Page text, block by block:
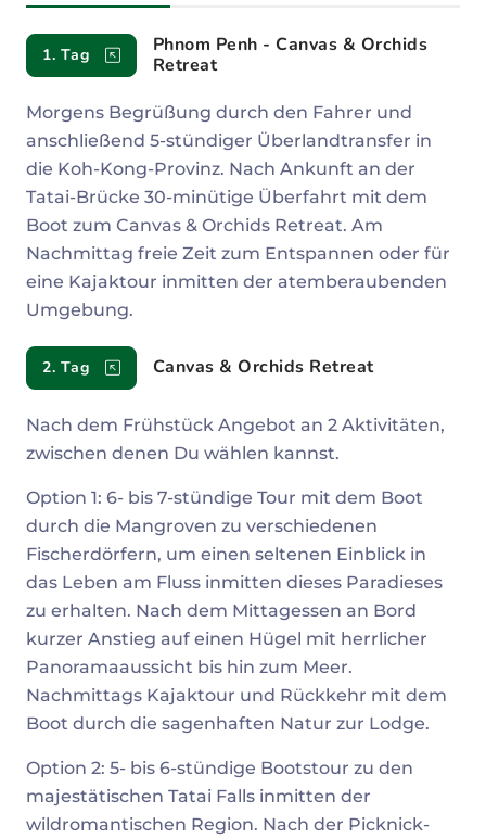
Reiseverlauf
1. Tag
Phnom Penh - Canvas & Orchids
Retreat
Morgens Begrüßung durch den Fahrer und
anschließend 5-stündiger Überlandtransfer in
die Koh-Kong-Provinz. Nach Ankunft an der
Tatai-Brücke 30-minütige Überfahrt mit dem
Boot zum Canvas & Orchids Retreat. Am
Nachmittag freie Zeit zum Entspannen oder für
eine Kajaktour inmitten der atemberaubenden
Umgebung.
2. Tag Canvas & Orchids Retreat
Nach dem Frühstück Angebot an 2 Aktivitäten,
zwischen denen Du wählen kannst.
Option 1: 6- bis 7-stündige Tour mit dem Boot
durch die Mangroven zu verschiedenen
Fischerdörfern, um einen seltenen Einblick in
das Leben am Fluss inmitten dieses Paradieses
zu erhalten. Nach dem Mittagessen an Bord
kurzer Anstieg auf einen Hügel mit herrlicher
Panoramaaussicht bis hin zum Meer.
Nachmittags Kajaktour und Rückkehr mit dem
Boot durch die sagenhaften Natur zur Lodge.
Option 2: 5- bis 6-stündige Bootstour zu den
majestätischen Tatai Falls inmitten der
wildromantischen Region. Nach der Picknick-